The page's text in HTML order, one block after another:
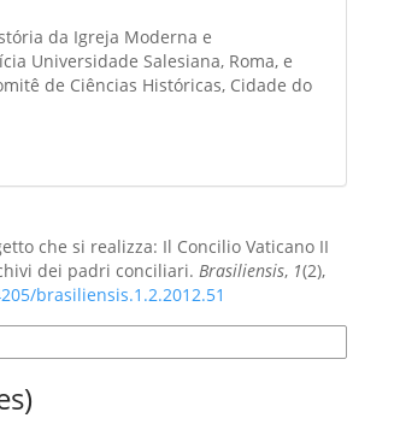
da Igreja Moderna e
Universidade Salesiana, Roma, e
de Ciências Históricas, Cidade do
che si realizza: Il Concilio Vaticano II
dei padri conciliari. Brasiliensis, 1(2),
brasiliensis.1.2.2012.51